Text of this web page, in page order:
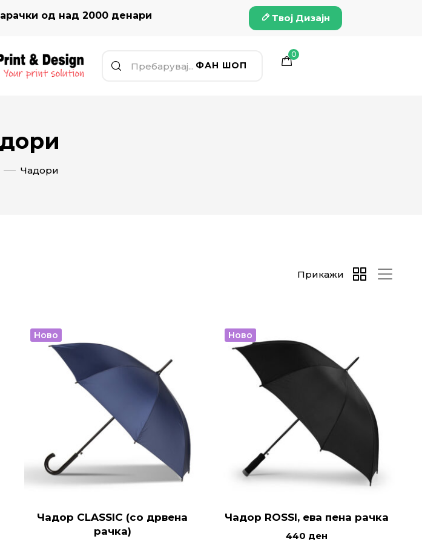
од над 2000 денари Твој Дизајн
ФАН ШОП
0
Чадори
Прикажи
Ново
Чадор CLASSIC (со дрвена
рачка)
Ново
Чадор ROSSI, ева пена рачка
440 ден